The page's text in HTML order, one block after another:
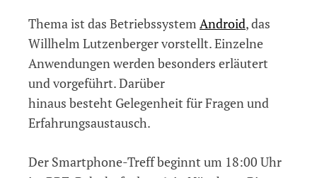
Thema ist das Betriebssystem Android, das
Willhelm Lutzenberger vorstellt. Einzelne
Anwendungen werden besonders erläutert
und vorgeführt. Darüber
hinaus besteht Gelegenheit für Fragen und
Erfahrungsaustausch.
Der Smartphone-Treff beginnt um 18:00 Uhr